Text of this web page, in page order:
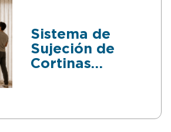
Sistema de
Sujeción de
Cortinas